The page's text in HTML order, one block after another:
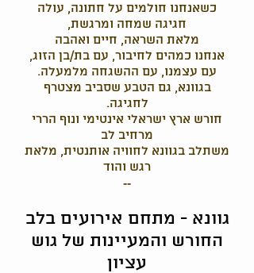
כשאנחנו חולמים על חתונה, עולה
חגיגה שמחה ומרגשת,
מלאת השראה, חיים ואהבה
אנחנו כמהים לחיבור, עם בת/בן הזוג,
עם עצמנו, עם ההשגחה מלמעלה.
בגוונא, גם הטבע שסביב מצטרף
לחגיגה.
חורש ארץ ישראלי אינטימי ונוף הררי
מרחיב לב
משתלב בגוונא לחוויה אותנטית, מלאת
רגש והוד
--
גוונא - מתחם אירועים בלב
החורש והמעיינות של גוש
עציון